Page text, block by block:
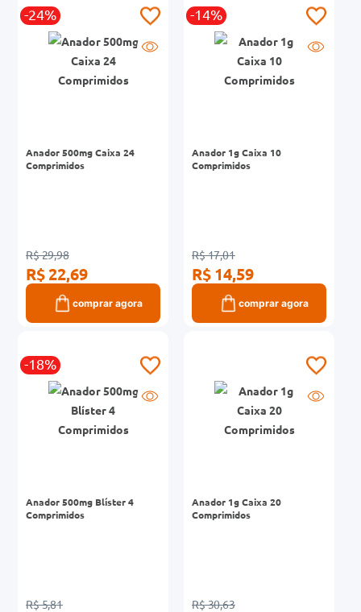
-24%
Anador 500mg Caixa 24
Comprimidos
R$ 29,98
R$ 22,69
comprar agora
-14%
Anador 1g Caixa 10
Comprimidos
R$ 17,01
R$ 14,59
comprar agora
-18%
Anador 500mg Blíster 4
Comprimidos
R$ 5,81
Anador 1g Caixa 20
Comprimidos
R$ 30,63